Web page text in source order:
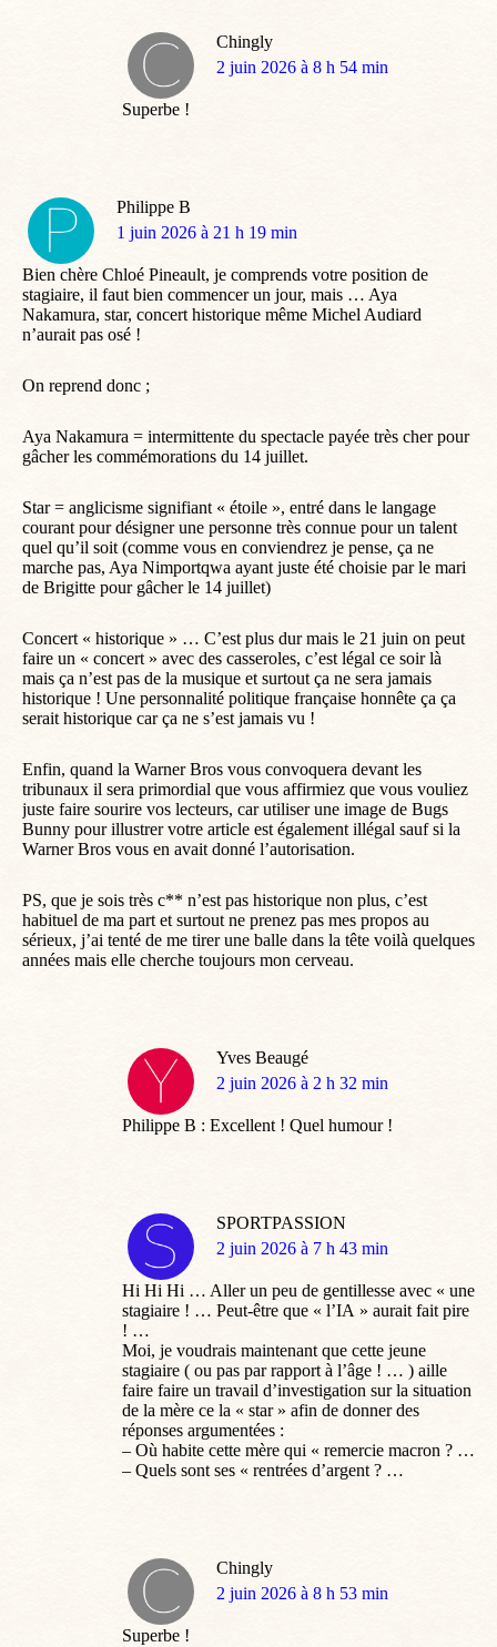
Chingly
dit
2 juin 2026 à 8 h 54 min
Superbe !
Philippe B
dit
1 juin 2026 à 21 h 19 min
Bien chère Chloé Pineault, je comprends votre position de
stagiaire, il faut bien commencer un jour, mais … Aya
Nakamura, star, concert historique même Michel Audiard
n’aurait pas osé !
On reprend donc ;
Aya Nakamura = intermittente du spectacle payée très cher pour
gâcher les commémorations du 14 juillet.
Star = anglicisme signifiant « étoile », entré dans le langage
courant pour désigner une personne très connue pour un talent
quel qu’il soit (comme vous en conviendrez je pense, ça ne
marche pas, Aya Nimportqwa ayant juste été choisie par le mari
de Brigitte pour gâcher le 14 juillet)
Concert « historique » … C’est plus dur mais le 21 juin on peut
faire un « concert » avec des casseroles, c’est légal ce soir là
mais ça n’est pas de la musique et surtout ça ne sera jamais
historique ! Une personnalité politique française honnête ça ça
serait historique car ça ne s’est jamais vu !
Enfin, quand la Warner Bros vous convoquera devant les
tribunaux il sera primordial que vous affirmiez que vous vouliez
juste faire sourire vos lecteurs, car utiliser une image de Bugs
Bunny pour illustrer votre article est également illégal sauf si la
Warner Bros vous en avait donné l’autorisation.
PS, que je sois très c** n’est pas historique non plus, c’est
habituel de ma part et surtout ne prenez pas mes propos au
sérieux, j’ai tenté de me tirer une balle dans la tête voilà quelques
années mais elle cherche toujours mon cerveau.
Yves Beaugé
dit
2 juin 2026 à 2 h 32 min
Philippe B : Excellent ! Quel humour !
SPORTPASSION
dit
2 juin 2026 à 7 h 43 min
Hi Hi Hi … Aller un peu de gentillesse avec « une
stagiaire ! … Peut-être que « l’IA » aurait fait pire
! …
Moi, je voudrais maintenant que cette jeune
stagiaire ( ou pas par rapport à l’âge ! … ) aille
faire faire un travail d’investigation sur la situation
de la mère ce la « star » afin de donner des
réponses argumentées :
– Où habite cette mère qui « remercie macron ? …
– Quels sont ses « rentrées d’argent ? …
Chingly
dit
2 juin 2026 à 8 h 53 min
Superbe !